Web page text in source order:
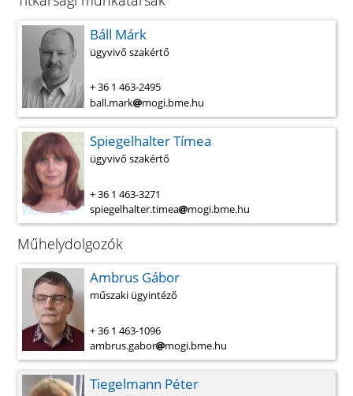
Báll Márk
ügyvivő szakértő
+ 36 1 463-2495
ball.mark
mogi.bme.hu
Spiegelhalter Tímea
ügyvivő szakértő
+ 36 1 463-3271
spiegelhalter.timea
mogi.bme.hu
Műhelydolgozók
Ambrus Gábor
műszaki ügyintéző
+ 36 1 463-1096
ambrus.gabor
mogi.bme.hu
Tiegelmann Péter